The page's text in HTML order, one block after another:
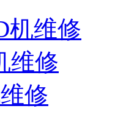
机维修
维修
修